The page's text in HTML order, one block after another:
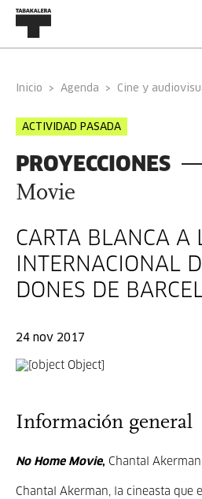
Inicio Agenda Cine y
ACTIVIDAD PASADA
PROYECCIONES
Movie
CARTA BLANCA A
INTERNACIONAL
DONES DE
24 nov 2017
Información general
No Home Movie, Chantal
Chantal Akerman, la cineasta que